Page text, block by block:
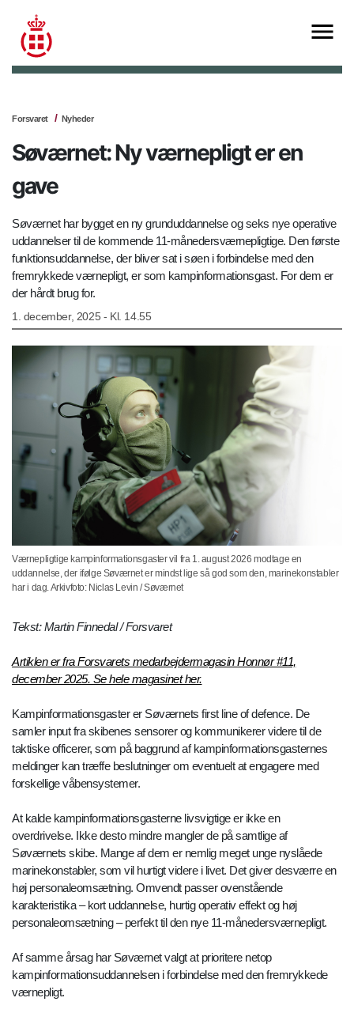
Forsvaret Nyheder
Søværnet: Ny værnepligt er en
gave
Søværnet har bygget en ny grunduddannelse og seks nye operative
uddannelser til de kommende 11-månedersværnepligtige. Den første
funktionsuddannelse, der bliver sat i søen i forbindelse med den
fremrykkede værnepligt, er som kampinformationsgast. For dem er
der hårdt brug for.
1. december, 2025 - Kl. 14.55
Værnepligtige kampinformationsgaster vil fra 1. august 2026 modtage en
uddannelse, der ifølge Søværnet er mindst lige så god som den, marinekonstabler
har i dag. Arkivfoto: Niclas Levin / Søværnet
Tekst: Martin Finnedal / Forsvaret
Artiklen er fra Forsvarets medarbejdermagasin Honnør #11,
december 2025. Se hele magasinet her.
Kampinformationsgaster er Søværnets first line of defence. De
samler input fra skibenes sensorer og kommunikerer videre til de
taktiske officerer, som på baggrund af kampinformationsgasternes
meldinger kan træffe beslutninger om eventuelt at engagere med
forskellige våbensystemer.
At kalde kampinformationsgasterne livsvigtige er ikke en
overdrivelse. Ikke desto mindre mangler de på samtlige af
Søværnets skibe. Mange af dem er nemlig meget unge nyslåede
marinekonstabler, som vil hurtigt videre i livet. Det giver desværre en
høj personaleomsætning. Omvendt passer ovenstående
karakteristika – kort uddannelse, hurtig operativ effekt og høj
personaleomsætning – perfekt til den nye 11-månedersværnepligt.
Af samme årsag har Søværnet valgt at prioritere netop
kampinformationsuddannelsen i forbindelse med den fremrykkede
værnepligt.